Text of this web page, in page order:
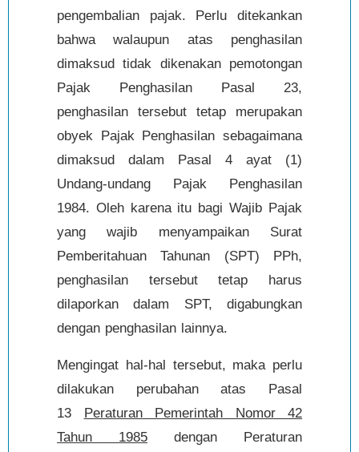
pengembalian pajak. Perlu ditekankan
bahwa walaupun atas penghasilan
dimaksud tidak dikenakan pemotongan
Pajak Penghasilan Pasal 23,
penghasilan tersebut tetap merupakan
obyek Pajak Penghasilan sebagaimana
dimaksud dalam Pasal 4 ayat (1)
Undang-undang Pajak Penghasilan
1984. Oleh karena itu bagi Wajib Pajak
yang wajib menyampaikan Surat
Pemberitahuan Tahunan (SPT) PPh,
penghasilan tersebut tetap harus
dilaporkan dalam SPT, digabungkan
dengan penghasilan lainnya.
Mengingat hal-hal tersebut, maka perlu
dilakukan perubahan atas Pasal
13 Peraturan Pemerintah Nomor 42
Tahun 1985 dengan Peraturan